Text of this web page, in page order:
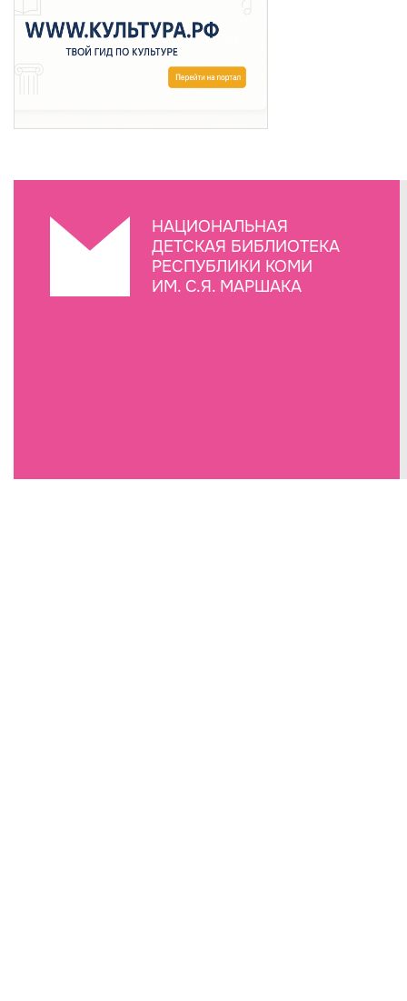
НАЦИОНАЛЬНАЯ
ДЕТСКАЯ БИБЛИОТЕКА
РЕСПУБЛИКИ КОМИ
ИМ. С.Я. МАРШАКА